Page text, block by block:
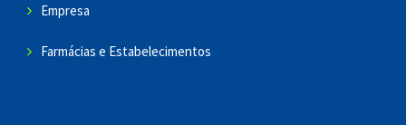
Empresa
Farmácias e Estabelecimentos